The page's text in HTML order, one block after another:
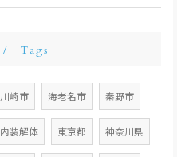
Tags
川崎市 海老名市 秦野市
内装解体 東京都 神奈川県